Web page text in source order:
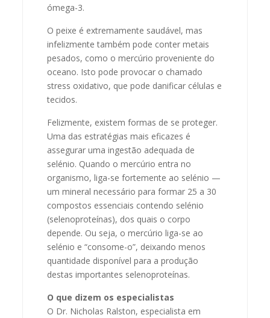
ómega-3.
O peixe é extremamente saudável, mas
infelizmente também pode conter metais
pesados, como o mercúrio proveniente do
oceano. Isto pode provocar o chamado
stress oxidativo, que pode danificar células e
tecidos.
Felizmente, existem formas de se proteger.
Uma das estratégias mais eficazes é
assegurar uma ingestão adequada de
selénio. Quando o mercúrio entra no
organismo, liga-se fortemente ao selénio —
um mineral necessário para formar 25 a 30
compostos essenciais contendo selénio
(selenoproteínas), dos quais o corpo
depende. Ou seja, o mercúrio liga-se ao
selénio e “consome-o”, deixando menos
quantidade disponível para a produção
destas importantes selenoproteínas.
O que dizem os especialistas
O Dr. Nicholas Ralston, especialista em